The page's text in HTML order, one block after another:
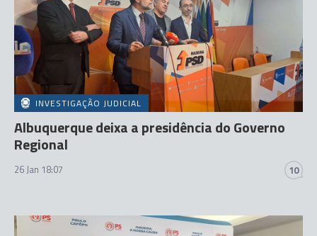
INVESTIGAÇÃO JUDICIAL
Albuquerque deixa a presidência do Governo
Regional
26 Jan 18:07 10